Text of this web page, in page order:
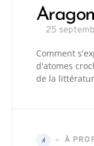
25
Comment
d'atomes
de la
À À